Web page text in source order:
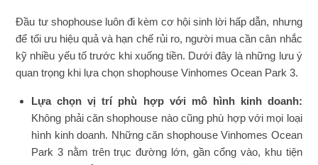
Đầu tư shophouse luôn đi kèm cơ hội sinh lời hấp dẫn, nhưng
để tối ưu hiệu quả và hạn chế rủi ro, người mua cần cân nhắc
kỹ nhiều yếu tố trước khi xuống tiền. Dưới đây là những lưu ý
quan trọng khi lựa chọn shophouse Vinhomes Ocean Park 3.
Lựa chọn vị trí phù hợp với mô hình kinh doanh:
Không phải căn shophouse nào cũng phù hợp với mọi loại
hình kinh doanh. Những căn shophouse Vinhomes Ocean
Park 3 nằm trên trục đường lớn, gần cổng vào, khu tiện